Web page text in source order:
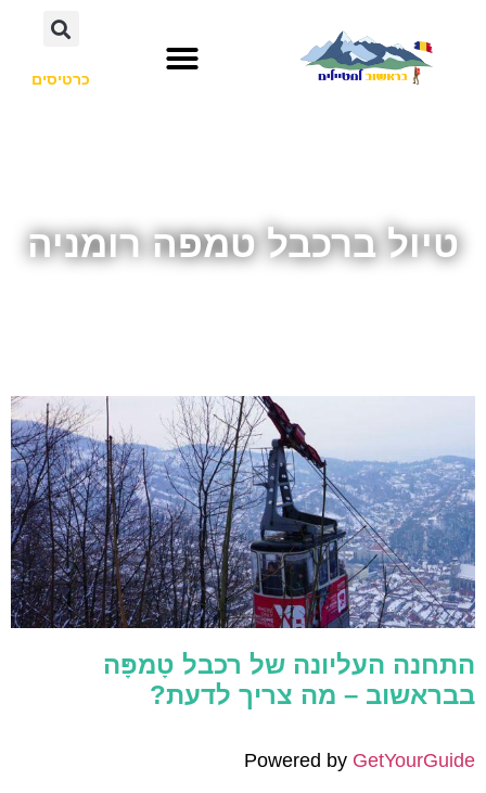
כרטיסים
טיול ברכבל טמפה רומניה
התחנה העליונה של רכבל טָמפָּה
בבראשוב – מה צריך לדעת?
Powered by GetYourGuide